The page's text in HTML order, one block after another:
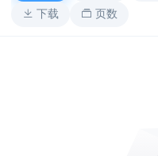
下载 页数